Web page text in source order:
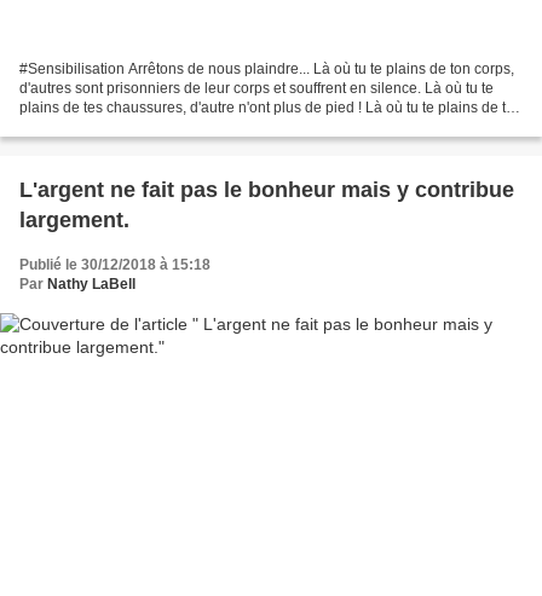
#Sensibilisation Arrêtons de nous plaindre... Là où tu te plains de ton corps,
d'autres sont prisonniers de leur corps et souffrent en silence. Là où tu te
plains de tes chaussures, d'autre n'ont plus de pied ! Là où tu te plains de ta
L'argent ne fait pas le bonheur mais y contribue
largement.
Publié le 30/12/2018 à 15:18
Par Nathy LaBell